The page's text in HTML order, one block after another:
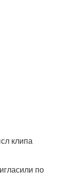
по